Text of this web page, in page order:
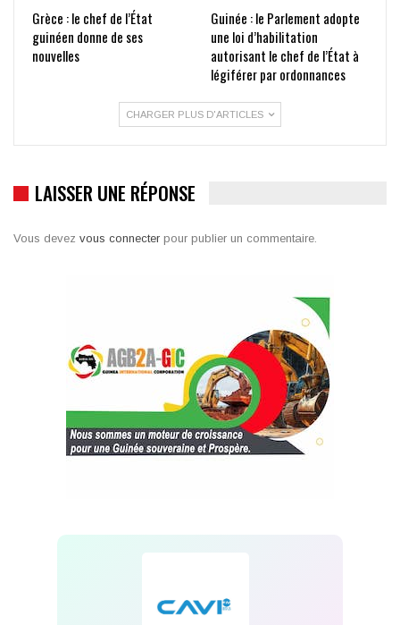
Grèce : le chef de l’État
guinéen donne de ses
nouvelles
Guinée : le Parlement adopte
une loi d’habilitation
autorisant le chef de l’État à
légiférer par ordonnances
CHARGER PLUS D'ARTICLES
LAISSER UNE RÉPONSE
Vous devez vous connecter pour publier un commentaire.